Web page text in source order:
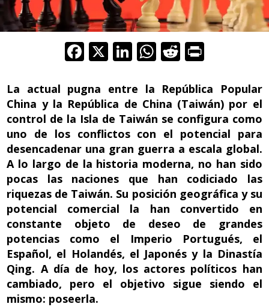
F
e
b
o
o
k
X Li
k
e
dI
n
W
at
s
A
p
p
R
d
di
t
t
La actual pugna entre la República Popular
China y la República de China (Taiwán) por el
control de la Isla de Taiwán se configura como
uno de los conflictos con el potencial para
desencadenar una gran guerra a escala global.
A lo largo de la historia moderna, no han sido
pocas las naciones que han codiciado las
riquezas de Taiwán. Su posición geográfica y su
potencial comercial la han convertido en
constante objeto de deseo de grandes
potencias como el Imperio Portugués, el
Español, el Holandés, el Japonés y la Dinastía
Qing. A día de hoy, los actores políticos han
cambiado, pero el objetivo sigue siendo el
mismo: poseerla.